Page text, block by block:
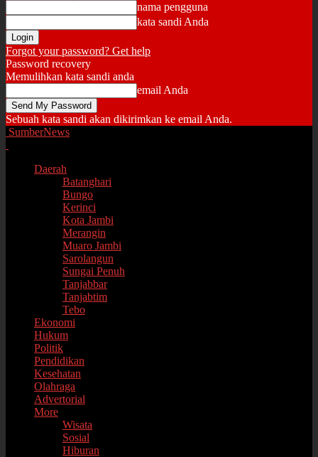
nama pengguna
kata sandi Anda
Forgot your password? Get help
Password recovery
Memulihkan kata sandi anda
email Anda
Sebuah kata sandi akan dikirimkan ke email Anda.
SumberNews
Daerah
Batanghari
Bungo
Kerinci
Kota Jambi
Merangin
Muaro Jambi
Sarolangun
Sungai Penuh
Tanjabbar
Tanjabtim
Tebo
Ekonomi
Hukum
Politik
Pendidikan
Kesehatan
Olahraga
Advertorial
More
Wisata
Sosial
Hiburan